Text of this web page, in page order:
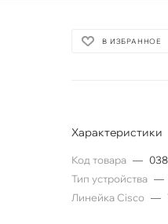
В ИЗБРАННОЕ
Характеристики
Код товара —
Тип устройства —
Линейка Cisco —